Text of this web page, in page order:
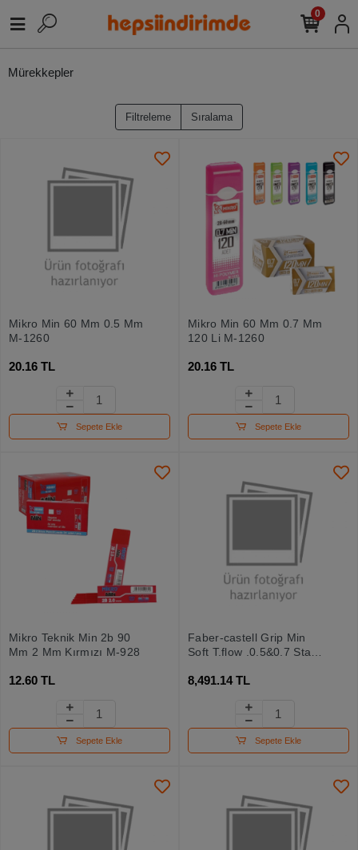
0
Mürekkepler
Filtreleme Sıralama
Mikro Min 60 Mm 0.5 Mm
M-1260
20.16 TL
Sepete Ekle
Mikro Min 60 Mm 0.7 Mm
120 Li M-1260
20.16 TL
Sepete Ekle
Mikro Teknik Min 2b 90
Mm 2 Mm Kırmızı M-928
12.60 TL
Sepete Ekle
Faber-castell Grip Min
Soft T,flow ,0.5&0.7 Sta
8,491.14 TL
Sepete Ekle